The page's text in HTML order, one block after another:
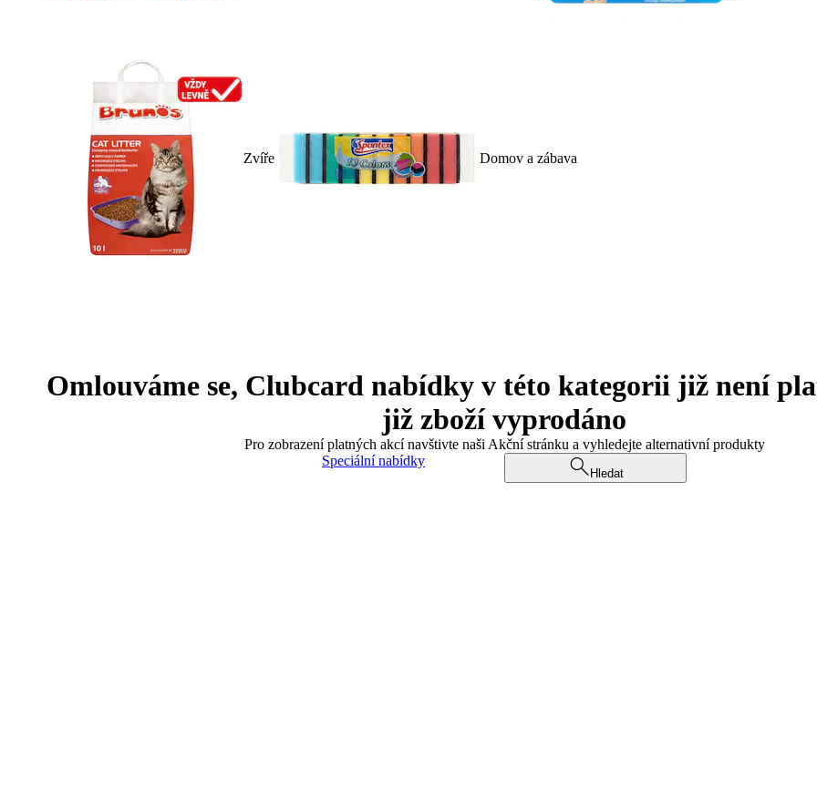
Zvíře Domov a zábava
Omlouváme se, Clubcard nabídky v této kategorii již není
již zboží vyprodáno
Pro zobrazení platných akcí navštivte naši Akční stránku a vyhledejte alternativní produkty
Speciální nabídky
Hledat